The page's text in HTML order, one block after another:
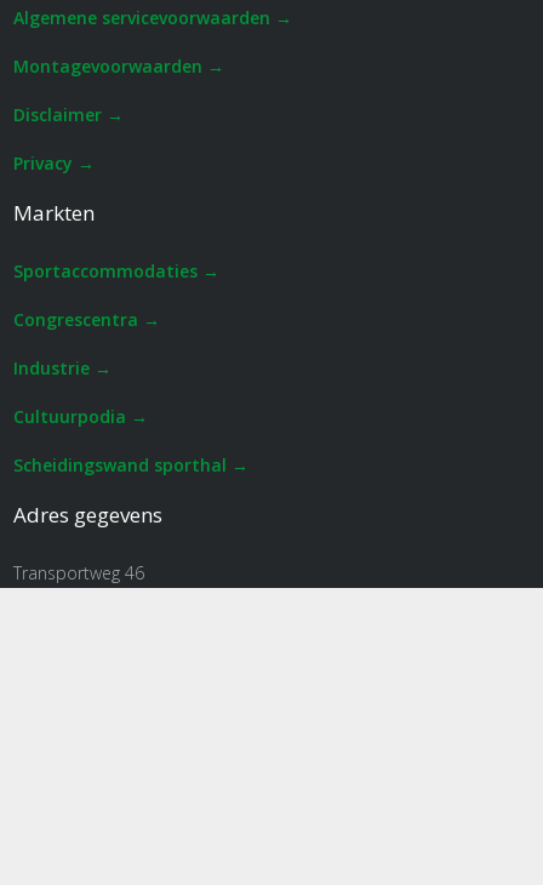
Algemene servicevoorwaarden →
Montagevoorwaarden →
Disclaimer →
Privacy →
Markten
Sportaccommodaties →
Congrescentra →
Industrie →
Cultuurpodia →
Scheidingswand sporthal →
Adres gegevens
Transportweg 46